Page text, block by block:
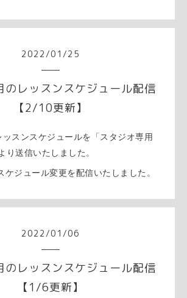
2022 /01 /25
レッスンスケジュール配信
【2/10更新】
ッスンスケジュールを「スタジオ専用
り送信いたしました。
ケジュール変更を配信いたしました。
2022 /01 /06
レッスンスケジュール配信
【1/6更新】